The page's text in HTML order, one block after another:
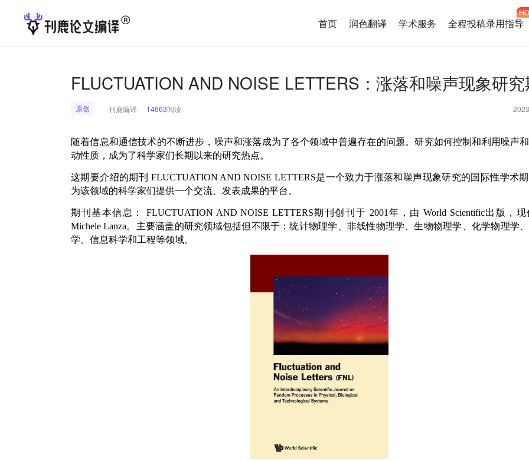
首页 润色翻译 学术服务 全程投稿录用指导
FLUCTUATION AND NOISE LETTERS：涨落和噪声现象研
原创 刊鹿编译 14663阅读
随着信息和通信技术的不断进步，噪声和涨落成为了各个领域中普遍存在的问题。研究如何控制和利用噪声
动性质，成为了科学家们长期以来的研究热点。
这期要介绍的期刊 FLUCTUATION AND NOISE LETTERS是一个致力于涨落和噪声现象研究的国际性学术
为该领域的科学家们提供一个交流、发表成果的平台。
期刊基本信息： FLUCTUATION AND NOISE LETTERS期刊创刊于 2001 年，由 World Scientific出版，现
Michele Lanza。主要涵盖的研究领域包括但不限于：统计物理学、非线性物理学、生物物理学、化学物理学
学、信息科学和工程等领域。